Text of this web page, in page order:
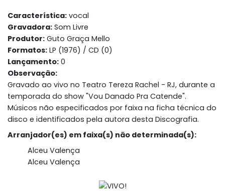
Característica: vocal
Gravadora: Som Livre
Produtor: Guto Graça Mello
Formatos: LP (1976) / CD (0)
Lançamento: 0
Observação:
Gravado ao vivo no Teatro Tereza Rachel - RJ, durante a
temporada do show "Vou Danado Pra Catende".
Músicos não especificados por faixa na ficha técnica do
disco e identificados pela autora desta Discografia.
Arranjador(es) em faixa(s) não determinada(s):
Alceu Valença
Alceu Valença